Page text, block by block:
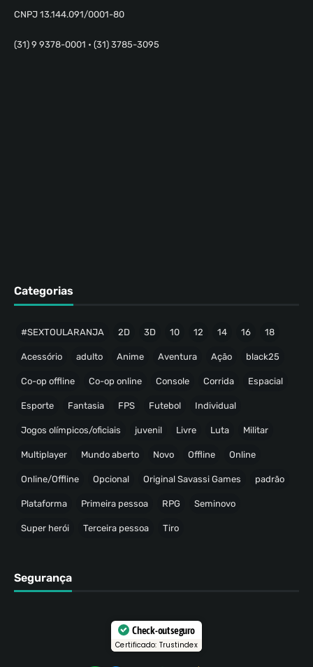
CNPJ 13.144.091/0001-80
(31) 9 9378-0001 • (31) 3785-3095
Categorias
#SEXTOULARANJA 2D 3D 10 12 14 16 18
Acessório adulto Anime Aventura Ação black25
Co-op offline Co-op online Console Corrida Espacial
Esporte Fantasia FPS Futebol Individual
Jogos olímpicos/oficiais juvenil Livre Luta Militar
Multiplayer Mundo aberto Novo Offline Online
Online/Offline Opcional Original Savassi Games padrão
Plataforma Primeira pessoa RPG Seminovo
Super herói Terceira pessoa Tiro
Segurança
Check-out seguro
Certificado: Trustindex